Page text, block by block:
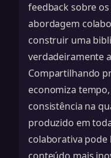
feedback sobre
abordagem
construir uma
verdadeiramente
Compartilhando
economiza
consistência na
produzido em
colaborativa pode